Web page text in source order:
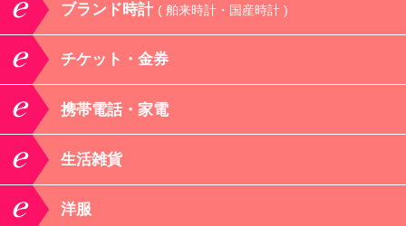
ブランド時計 ( 舶来時計・国産時計 )
チケット・金券
携帯電話・家電
生活雑貨
洋服